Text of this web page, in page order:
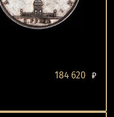
184 620 ₽